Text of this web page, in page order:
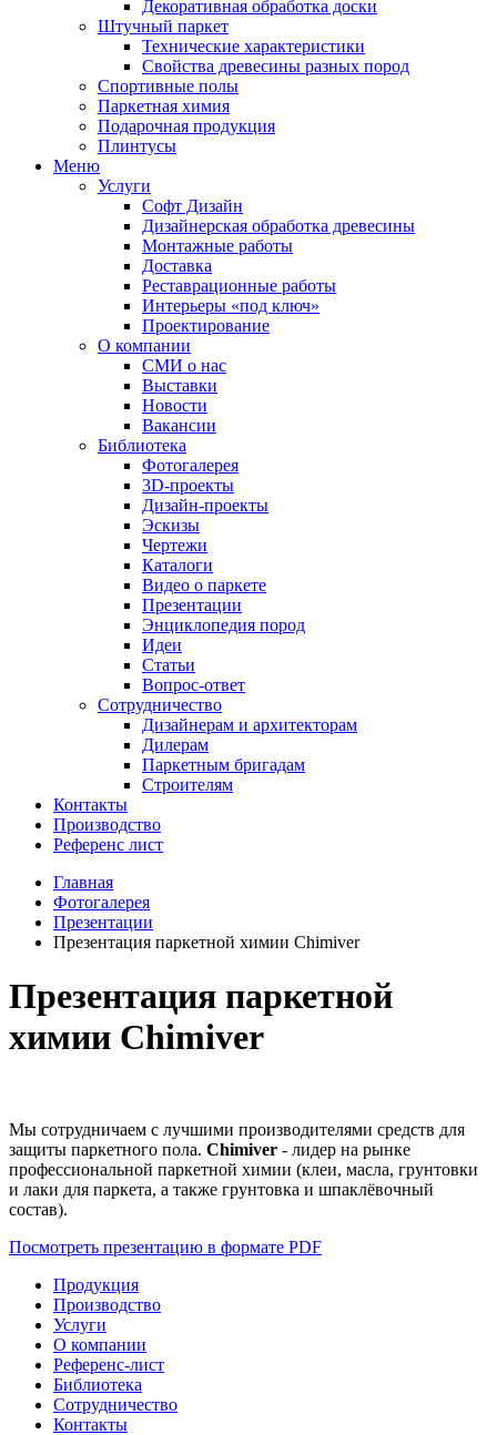
Декоративная обработка доски
Штучный паркет
Технические характеристики
Свойства древесины разных пород
Спортивные полы
Паркетная химия
Подарочная продукция
Плинтусы
Меню
Услуги
Софт Дизайн
Дизайнерская обработка древесины
Монтажные работы
Доставка
Реставрационные работы
Интерьеры «под ключ»
Проектирование
О компании
СМИ о нас
Выставки
Новости
Вакансии
Библиотека
Фотогалерея
3D-проекты
Дизайн-проекты
Эскизы
Чертежи
Каталоги
Видео о паркете
Презентации
Энциклопедия пород
Идеи
Статьи
Вопрос-ответ
Сотрудничество
Дизайнерам и архитекторам
Дилерам
Паркетным бригадам
Строителям
Контакты
Производство
Референс лист
Главная
Фотогалерея
Презентации
Презентация паркетной химии Chimiver
Презентация паркетной
химии Chimiver
Мы сотрудничаем с лучшими производителями средств для
защиты паркетного пола. Chimiver - лидер на рынке
профессиональной паркетной химии (клеи, масла, грунтовки
и лаки для паркета, а также грунтовка и шпаклёвочный
состав).
Посмотреть презентацию в формате PDF
Продукция
Производство
Услуги
О компании
Референс-лист
Библиотека
Сотрудничество
Контакты